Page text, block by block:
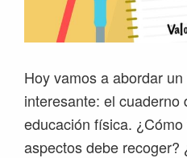
Hoy vamos a abordar
interesante: el cuaderno
educación física.
aspectos debe recoger?